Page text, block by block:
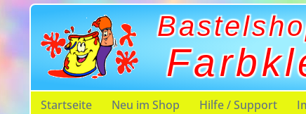
Startseite Neu im Shop Hilfe / Support